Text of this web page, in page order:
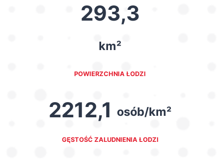
293,3
km²
POWIERZCHNIA ŁODZI
2212,1 osób/km²
GĘSTOŚĆ ZALUDNIENIA ŁODZI